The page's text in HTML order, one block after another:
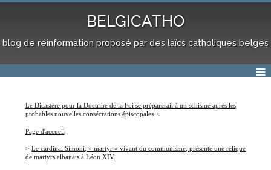
BELGICATHO
blog de réinformation proposé par des laïcs catholiques belges
Le Dicastère pour la Doctrine de la Foi se préparerait à un schisme après les
probables nouvelles consécrations épiscopales
Page d'accueil
Le cardinal Simoni, « martyr » vivant du communisme, présente une relique
de martyrs albanais à Léon XIV.